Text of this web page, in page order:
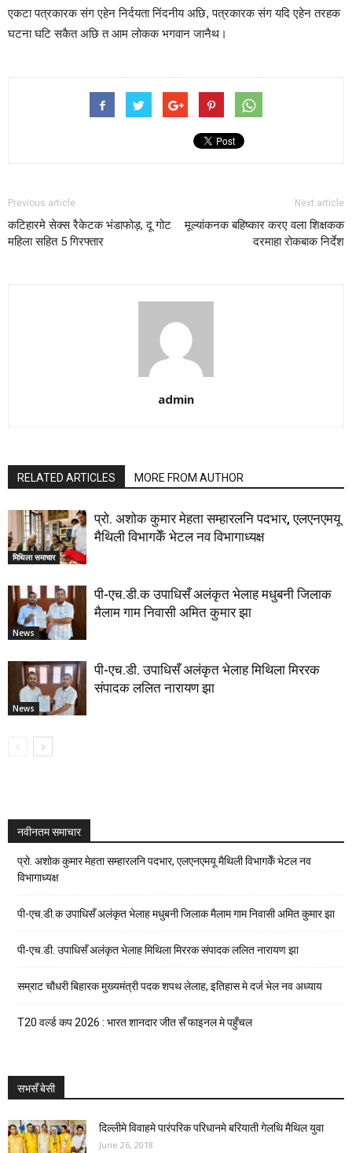
एकटा पत्रकारक संग एहेन निर्दयता निंदनीय अछि, पत्रकारक संग यदि एहेन तरहक
घटना घटि सकैत अछि त आम लोकक भगवान जानैथ।
Previous article
कटिहारमे सेक्स रैकेटक भंडाफोड़, दू गोट
महिला सहित 5 गिरफ्तार
Next article
मूल्यांकनक बहिष्कार करए वला शिक्षकक
दरमाहा रोकबाक निर्देश
admin
RELATED ARTICLES MORE FROM AUTHOR
मिथिला समाचार
प्रो. अशोक कुमार मेहता सम्हारलनि पदभार, एलएनएमयू
मैथिली विभागकेँ भेटल नव विभागाध्यक्ष
News
पी-एच.डी.क उपाधिसँ अलंकृत भेलाह मधुबनी जिलाक
मैलाम गाम निवासी अमित कुमार झा
News
पी-एच.डी. उपाधिसँ अलंकृत भेलाह मिथिला मिररक
संपादक ललित नारायण झा
नवीनतम समाचार
प्रो. अशोक कुमार मेहता सम्हारलनि पदभार, एलएनएमयू मैथिली विभागकेँ भेटल नव
विभागाध्यक्ष
पी-एच.डी.क उपाधिसँ अलंकृत भेलाह मधुबनी जिलाक मैलाम गाम निवासी अमित कुमार झा
पी-एच.डी. उपाधिसँ अलंकृत भेलाह मिथिला मिररक संपादक ललित नारायण झा
सम्राट चौधरी बिहारक मुख्यमंत्री पदक शपथ लेलाह, इतिहास मे दर्ज भेल नव अध्याय
T20 वर्ल्ड कप 2026 : भारत शानदार जीत सँ फाइनल मे पहुँचल
सभसँ बेसी
दिल्लीमे विवाहमे पारंपरिक परिधानमे बरियाती गेलथि मैथिल युवा
June 26, 2018